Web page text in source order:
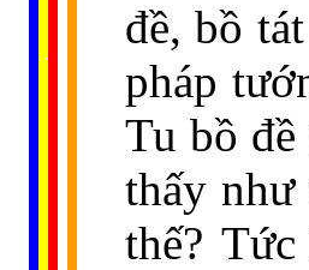
.
đề, bồ
pháp
Tu bồ
thấy
thế?